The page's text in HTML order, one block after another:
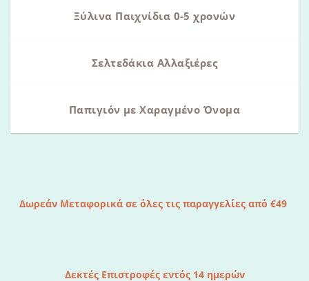
Ξύλινα Παιχνίδια 0-5 χρονών
Σελτεδάκια Αλλαξιέρες
Παπιγιόν με Χαραγμένο Όνομα
Δωρεάν Μεταφορικά σε όλες τις παραγγελίες από €49
Δεκτές Επιστροφές εντός 14 ημερών